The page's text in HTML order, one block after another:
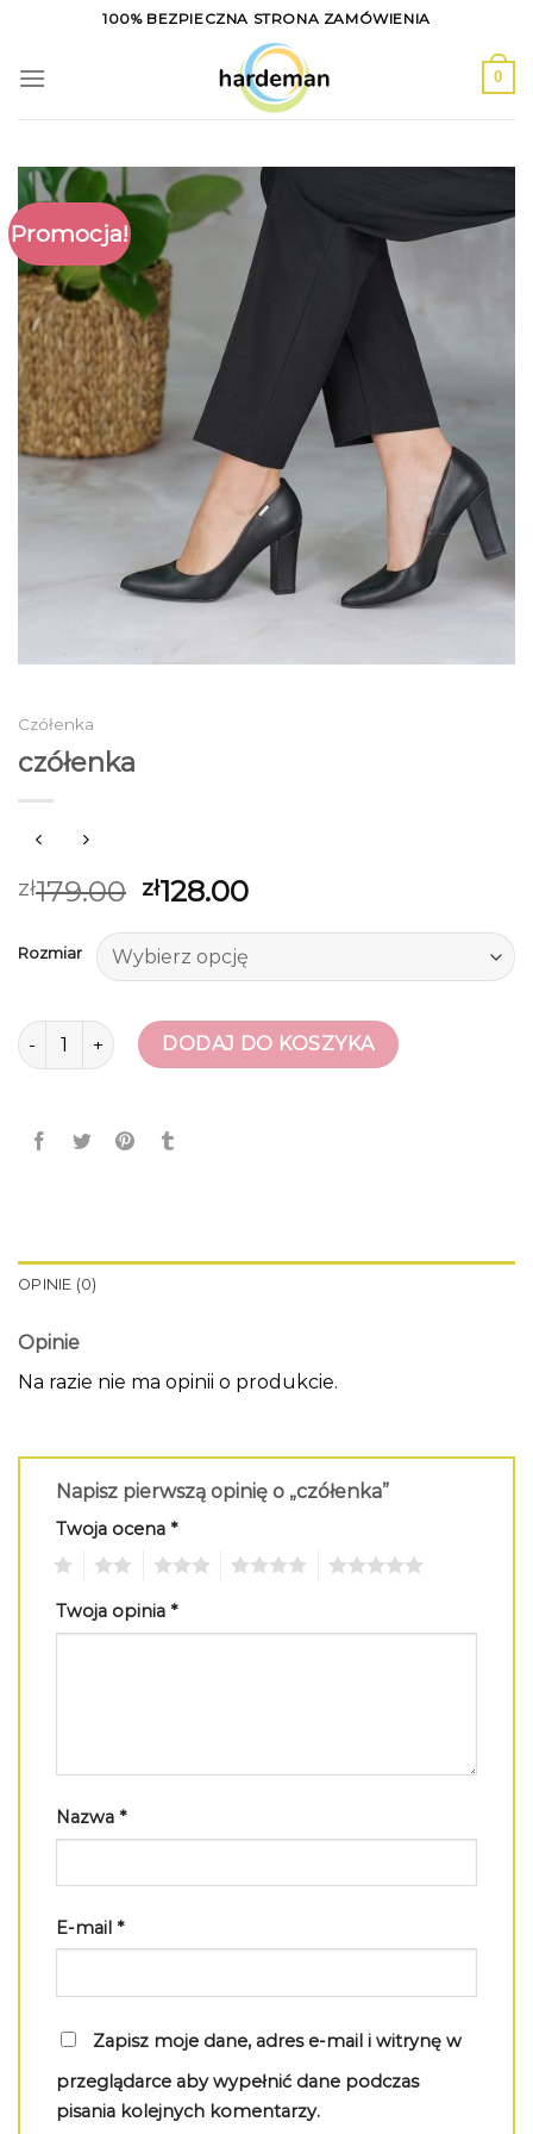
content
100% BEZPIECZNA STRONA ZAMÓWIENIA
0
Promocja!
Czółenka
czółenka
zł179.00 zł128.00
Rozmiar
ilość czółenka DODAJ DO KOSZYKA
OPINIE (0)
Opinie
Na razie nie ma opinii o produkcie.
Napisz pierwszą opinię o „czółenka”
Twoja ocena *
Twoja opinia *
Nazwa *
E-mail *
Zapisz moje dane, adres e-mail i witrynę w
przeglądarce aby wypełnić dane podczas
pisania kolejnych komentarzy.